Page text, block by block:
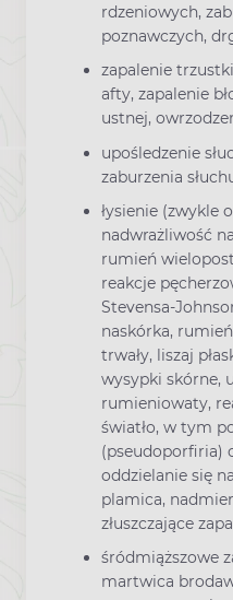
rdzeniowych,
poznawczych,
zapalenie
afty, zapalenie
ustnej,
upośledzenie
zaburzenia
łysienie (zwykle
nadwrażliwość
rumień
reakcje
Stevensa-
naskórka,
trwały, liszaj
wysypki skórne,
rumieniowaty,
światło, w tym
(pseudoporfiria)
oddzielanie się
plamica,
złuszczające
śródmiąższowe
martwica